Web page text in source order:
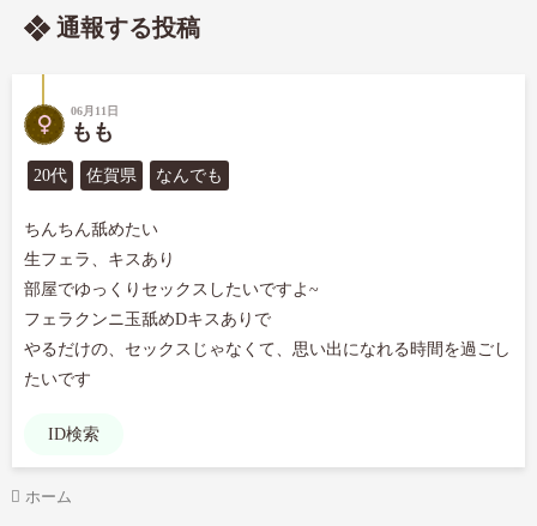
通報する投稿
06月11日
もも
20代 佐賀県 なんでも
ちんちん舐めたい
生フェラ、キスあり
部屋でゆっくりセックスしたいですよ~
フェラクンニ玉舐めDキスありで
やるだけの、セックスじゃなくて、思い出になれる時間を過ごし
たいです
ID検索
ホーム